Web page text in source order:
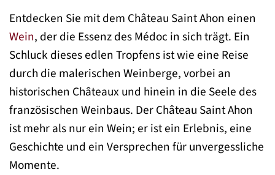
Entdecken Sie mit dem Château Saint Ahon einen
Wein, der die Essenz des Médoc in sich trägt. Ein
Schluck dieses edlen Tropfens ist wie eine Reise
durch die malerischen Weinberge, vorbei an
historischen Châteaux und hinein in die Seele des
französischen Weinbaus. Der Château Saint Ahon
ist mehr als nur ein Wein; er ist ein Erlebnis, eine
Geschichte und ein Versprechen für unvergessliche
Momente.